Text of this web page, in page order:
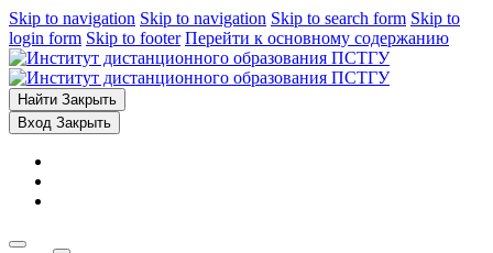
Skip to navigation Skip to navigation Skip to search form Skip to
login form Skip to footer Перейти к основному содержанию
Найти Закрыть
Вход Закрыть